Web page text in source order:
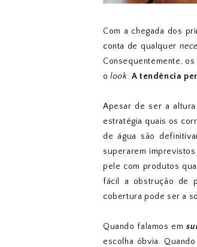
Com a chegada dos
conta de qualquer
Consequentemente,
olook. A tendência
Apesar de ser a
estratégia quais os
de água são
superarem
pele com produtos
fácil a obstrução de
cobertura pode ser a
Quando falamos em
escolha óbvia.